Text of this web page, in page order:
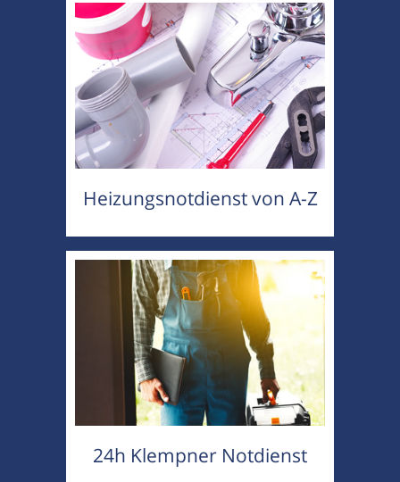
Heizungsnotdienst von A-Z
24h Klempner Notdienst